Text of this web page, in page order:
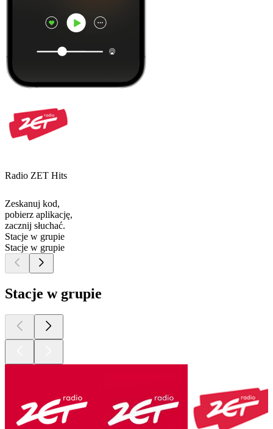
Radio ZET Hits
Zeskanuj kod,
pobierz aplikację,
zacznij słuchać.
Stacje w grupie
Stacje w grupie
Stacje w grupie